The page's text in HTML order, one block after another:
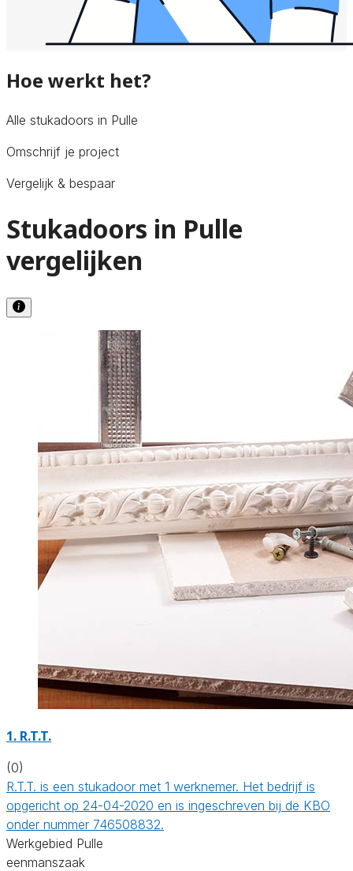
Hoe werkt het?
Alle stukadoors in Pulle
Omschrijf je project
Vergelijk & bespaar
Stukadoors in Pulle
vergelijken
1. R.T.T.
(0)
R.T.T. is een stukadoor met 1 werknemer. Het bedrijf is
opgericht op 24-04-2020 en is ingeschreven bij de KBO
onder nummer 746508832.
Werkgebied Pulle
eenmanszaak